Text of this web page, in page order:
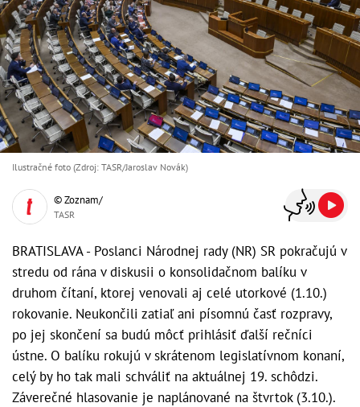
Ilustračné foto (Zdroj: TASR/Jaroslav Novák)
© Zoznam/
TASR
BRATISLAVA - Poslanci Národnej rady (NR) SR pokračujú v
stredu od rána v diskusii o konsolidačnom balíku v
druhom čítaní, ktorej venovali aj celé utorkové (1.10.)
rokovanie. Neukončili zatiaľ ani písomnú časť rozpravy,
po jej skončení sa budú môcť prihlásiť ďalší rečníci
ústne. O balíku rokujú v skrátenom legislatívnom konaní,
celý by ho tak mali schváliť na aktuálnej 19. schôdzi.
Záverečné hlasovanie je naplánované na štvrtok (3.10.).